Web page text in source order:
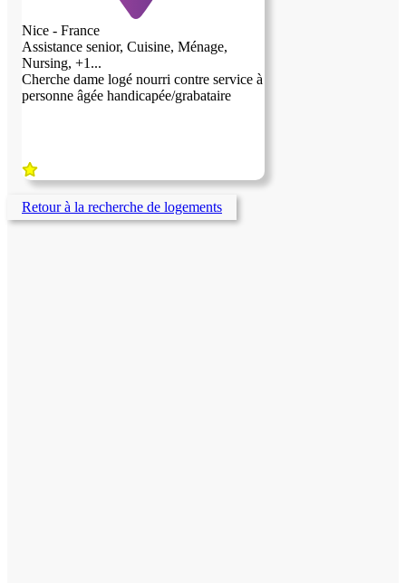
Nice - France
Assistance senior, Cuisine, Ménage,
Nursing, +1...
Cherche dame logé nourri contre service à
personne âgée handicapée/grabataire
Retour à la recherche de logements